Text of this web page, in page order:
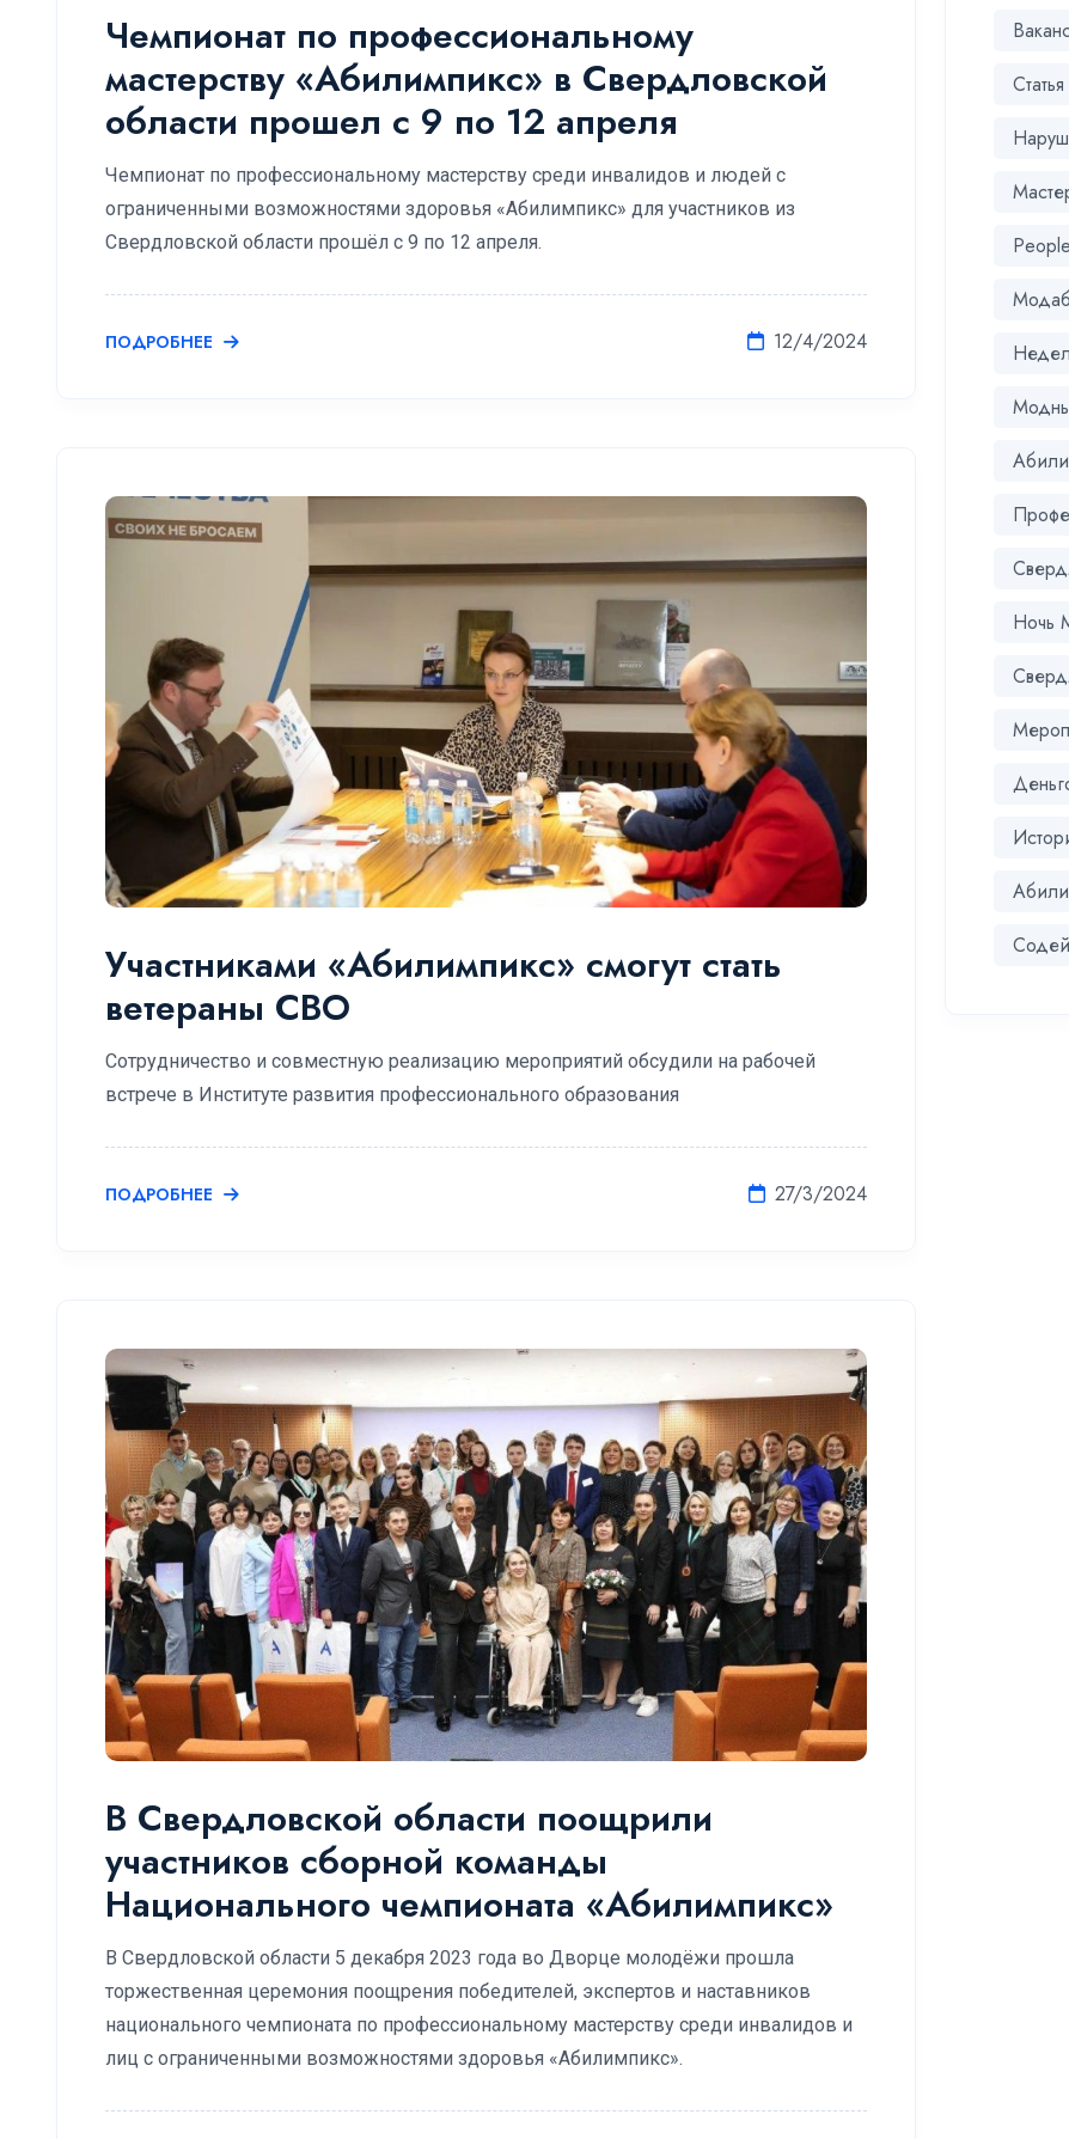
Чемпионат по профессиональному
мастерству «Абилимпикс» в Свердловской
области прошел с 9 по 12 апреля
Чемпионат по профессиональному мастерству среди инвалидов и людей с
ограниченными возможностями здоровья «Абилимпикс» для участников из
Свердловской области прошёл с 9 по 12 апреля.
ПОДРОБНЕЕ 12/4/2024
Участниками «Абилимпикс» смогут стать
ветераны СВО
Сотрудничество и совместную реализацию мероприятий обсудили на рабочей
встрече в Институте развития профессионального образования
ПОДРОБНЕЕ 27/3/2024
В Свердловской области поощрили
участников сборной команды
Национального чемпионата «Абилимпикс»
В Свердловской области 5 декабря 2023 года во Дворце молодёжи прошла
торжественная церемония поощрения победителей, экспертов и наставников
национального чемпионата по профессиональному мастерству среди инвалидов и
лиц с ограниченными возможностями здоровья «Абилимпикс».
Статья
People
Ночь